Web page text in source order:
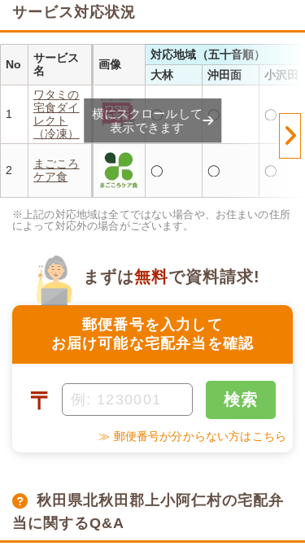
サービス対応状況
No
サービス
名
画像
対応地域（五十音順）
大林
沖田面 小沢田
1
ワタミの
宅食ダイ
レクト
（冷凍）
◯ ◯ ◯
2
まごころ
ケア食
◯ ◯ ◯
横にスクロールして
表示できます
※上記の対応地域は全てではない場合や、お住まいの住所
によって対応外の場合がございます。
郵便番号を入力して
お届け可能な宅配弁当を確認
まずは無料で資料請求!
〒 検索
≫ 郵便番号が分からない方はこちら
秋田県北秋田郡上小阿仁村の宅配弁
当に関するQ&A